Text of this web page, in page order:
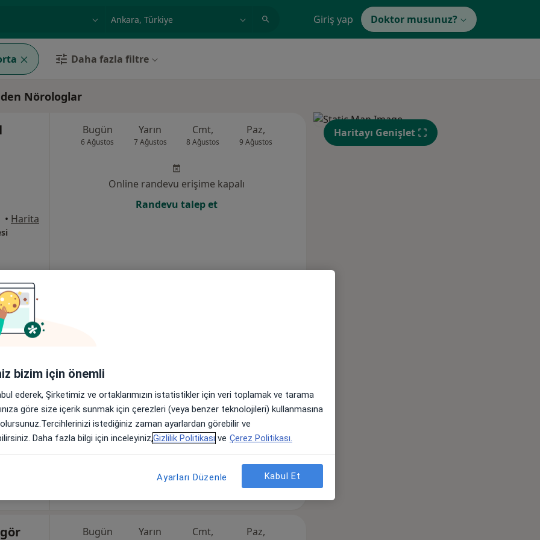
Giriş yap Doktor musunuz?
Daha fazla filtre
Nörologlar
• Harita
Bugün
6 Ağustos
Yarın
7 Ağustos
Cmt,
8 Ağustos
Paz,
9 Ağustos 10 Ağustos
Sal,
11 Ağustos
Çar,
12 Ağustos
Online randevu erişime kapalı
Randevu talep et
• Harita
Profili Gör
Bugün Yarın Cmt, Paz,
Haritayı Genişlet
bizim için önemli
ederek, Şirketimiz ve ortaklarımızın istatistikler için veri toplamak ve tarama
göre size içerik sunmak için çerezleri (veya benzer teknolojileri) kullanmasına
istediğiniz zaman ayarlardan görebilir ve
Daha fazla bilgi için inceleyiniz,Gizlilik Politikası ve Çerez Politikası.
Ayarları Düzenle Kabul Et